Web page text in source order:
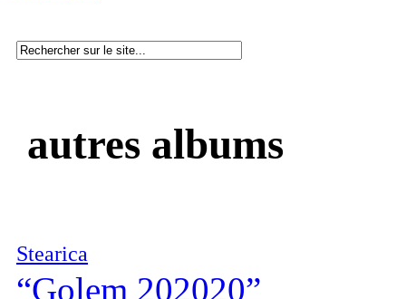
autres albums
Stearica
“Golem 202020”